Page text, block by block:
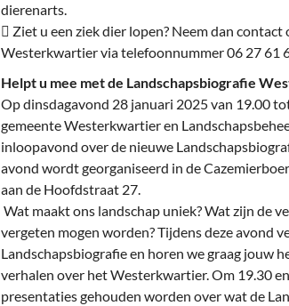
dierenarts.
 Ziet u een ziek dier lopen? Neem dan
Westerkwartier via telefoonnummer 06 27 61
Helpt u mee met de Landschapsbiografie
Op dinsdagavond 28 januari 2025 van 19.00
gemeente Westerkwartier en
inloopavond over de nieuwe
avond wordt georganiseerd in de
aan de Hoofdstraat 27.
Wat maakt ons landschap uniek? Wat zijn de
vergeten mogen worden? Tijdens deze avond
Landschapsbiografie en horen we graag jouw
verhalen over het Westerkwartier. Om 19.30
presentaties gehouden worden over wat de